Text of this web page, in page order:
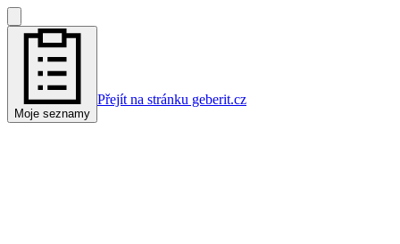
Moje seznamy
Přejít na stránku geberit.cz